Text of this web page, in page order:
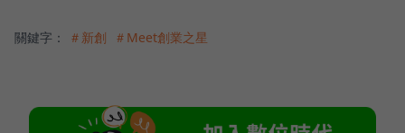
關鍵字： ＃新創 ＃Meet創業之星